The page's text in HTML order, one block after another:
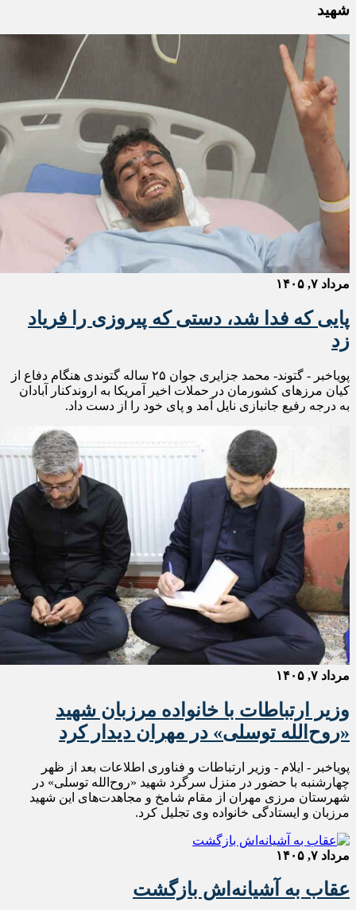
شهید
مرداد ۷, ۱۴۰۵
پایی که فدا شد، دستی که پیروزی را فریاد
زد
پویاخبر - گتوند- محمد جزایری جوان ۲۵ ساله گتوندی هنگام دفاع از
کیان مرزهای کشورمان در حملات اخیر آمریکا به اروندکنار آبادان
به درجه رفیع جانبازی نایل آمد و پای خود را از دست داد.
مرداد ۷, ۱۴۰۵
وزیر ارتباطات با خانواده مرزبان شهید
«روح‌الله توسلی» در مهران دیدار کرد
پویاخبر - ایلام - وزیر ارتباطات و فناوری اطلاعات بعد از ظهر
چهارشنبه با حضور در منزل سرگرد شهید «روح‌الله توسلی» در
شهرستان مرزی مهران از مقام شامخ و مجاهدت‌های این شهید
مرزبان و ایستادگی خانواده وی تجلیل کرد.
مرداد ۷, ۱۴۰۵
عقاب به آشیانه‌اش بازگشت